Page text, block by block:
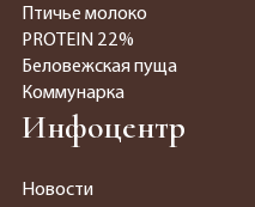
Птичье молоко
PROTEIN 22%
Беловежская пуща
Коммунарка
Инфоцентр
Новости